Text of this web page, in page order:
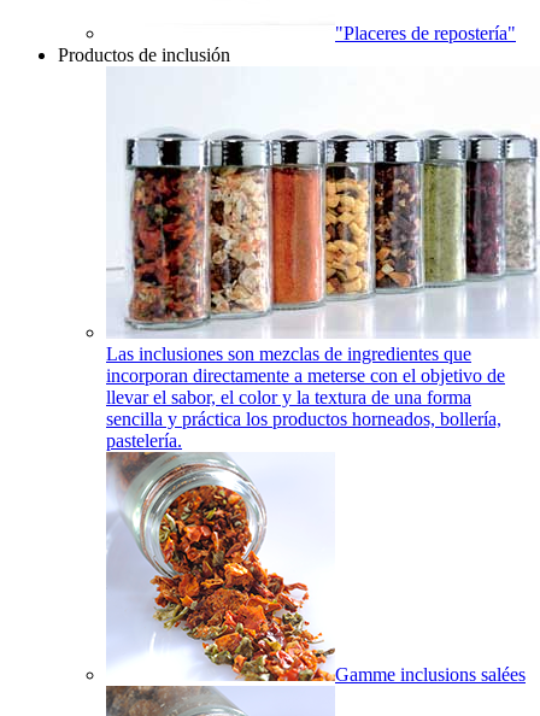
"Placeres de repostería"
Productos de inclusión
Las inclusiones son mezclas de ingredientes que
incorporan directamente a meterse con el objetivo de
llevar el sabor, el color y la textura de una forma
sencilla y práctica los productos horneados, bollería,
pastelería.
Gamme inclusions salées